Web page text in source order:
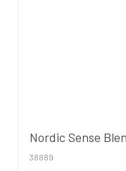
Nordic Sense
38889